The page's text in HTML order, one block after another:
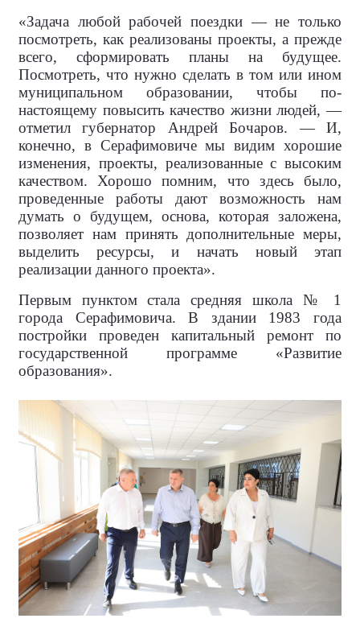
«Задача любой рабочей поездки — не только
посмотреть, как реализованы проекты, а прежде
всего, сформировать планы на будущее.
Посмотреть, что нужно сделать в том или ином
муниципальном образовании, чтобы по-
настоящему повысить качество жизни людей, —
отметил губернатор Андрей Бочаров. — И,
конечно, в Серафимовиче мы видим хорошие
изменения, проекты, реализованные с высоким
качеством. Хорошо помним, что здесь было,
проведенные работы дают возможность нам
думать о будущем, основа, которая заложена,
позволяет нам принять дополнительные меры,
выделить ресурсы, и начать новый этап
реализации данного проекта».
Первым пунктом стала средняя школа № 1
города Серафимовича. В здании 1983 года
постройки проведен капитальный ремонт по
государственной программе «Развитие
образования».